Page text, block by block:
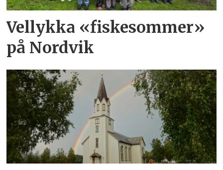
Vellykka «fiskesommer»
på Nordvik